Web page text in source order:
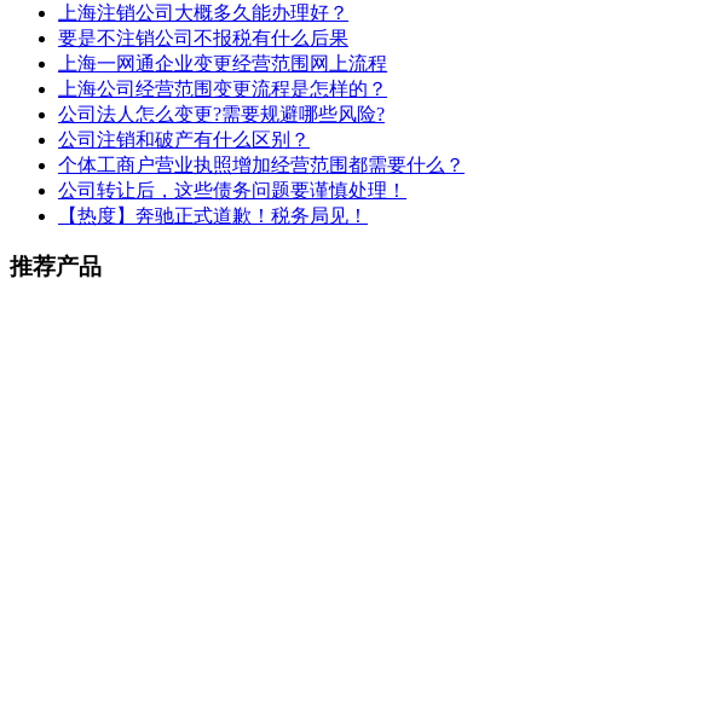
上海注销公司大概多久能办理好？
要是不注销公司不报税有什么后果
上海一网通企业变更经营范围网上流程
上海公司经营范围变更流程是怎样的？
公司法人怎么变更?需要规避哪些风险?
公司注销和破产有什么区别？
个体工商户营业执照增加经营范围都需要什么？
公司转让后，这些债务问题要谨慎处理！
【热度】奔驰正式道歉！税务局见！
推荐产品